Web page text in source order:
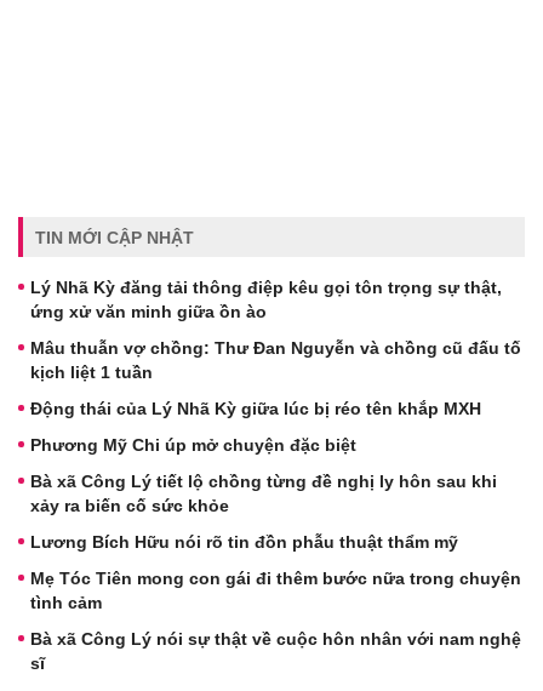
TIN MỚI CẬP NHẬT
Lý Nhã Kỳ đăng tải thông điệp kêu gọi tôn trọng sự thật,
ứng xử văn minh giữa ồn ào
Mâu thuẫn vợ chồng: Thư Đan Nguyễn và chồng cũ đấu tố
kịch liệt 1 tuần
Động thái của Lý Nhã Kỳ giữa lúc bị réo tên khắp MXH
Phương Mỹ Chi úp mở chuyện đặc biệt
Bà xã Công Lý tiết lộ chồng từng đề nghị ly hôn sau khi
xảy ra biến cố sức khỏe
Lương Bích Hữu nói rõ tin đồn phẫu thuật thẩm mỹ
Mẹ Tóc Tiên mong con gái đi thêm bước nữa trong chuyện
tình cảm
Bà xã Công Lý nói sự thật về cuộc hôn nhân với nam nghệ
sĩ